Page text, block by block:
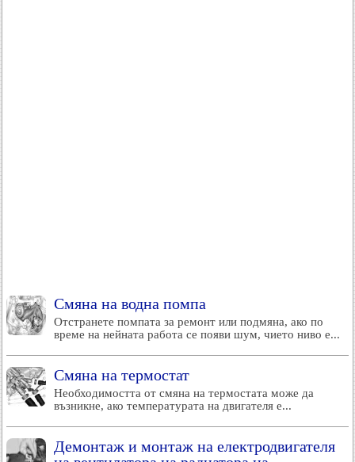
Смяна на водна помпа
Отстранете помпата за ремонт или подмяна, ако по
време на нейната работа се появи шум, чието ниво е...
Смяна на термостат
Необходимостта от смяна на термостата може да
възникне, ако температурата на двигателя е...
Демонтаж и монтаж на електродвигателя